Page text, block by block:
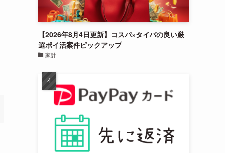
【2026年8月4日更新】コスパ×タイパの良い厳
選ポイ活案件ピックアップ
家計